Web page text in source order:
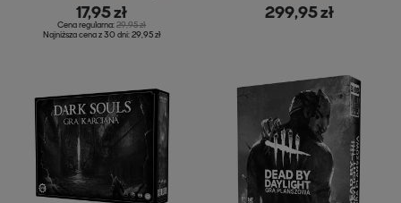
17,95 zł
Cena regularna:29,95 zł
Najniższa cena z 30 dni:29,95 zł
299,95 zł